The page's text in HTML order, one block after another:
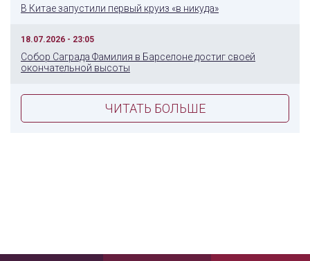
В Китае запустили первый круиз «в никуда»
18.07.2026 - 23:05
Собор Саграда Фамилия в Барселоне достиг своей
окончательной высоты
ЧИТАТЬ БОЛЬШЕ